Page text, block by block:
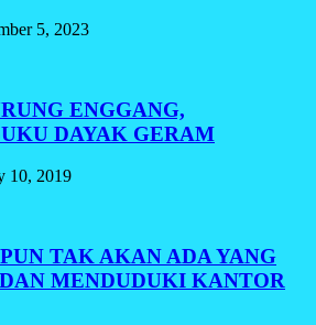
5, 2023
ENGGANG,
DAYAK GERAM
10, 2019
TAK AKAN ADA YANG
MENDUDUKI KANTOR